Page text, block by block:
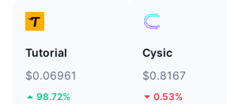
Tutorial
$0.06961
98.72%
Cysic
$0.8167
0.53%